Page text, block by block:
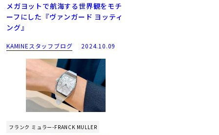
メガヨットで航海する世界観をモチ
ーフにした『ヴァンガード ヨッティ
ング』
KAMINEスタッフブログ 2024.10.09
フランク ミュラー-FRANCK MULLER